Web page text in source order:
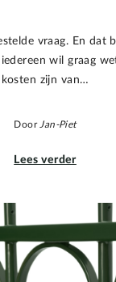
vraag. En dat
wil graag
kosten zijn van…
Door Jan-Piet
Lees verder